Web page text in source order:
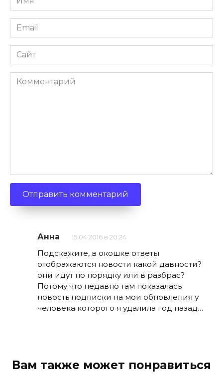
*
Email
*
Сайт
Комментарий
Анна 15.04.2016 в 20:24
Подскажите, в окошке ответы
отображаются новости какой давности?
они идут по порядку или в разбрас?
Потому что недавно там показалась
новость подписки на мои обновления у
человека которого я удалила год назад…
Вам также может понравиться